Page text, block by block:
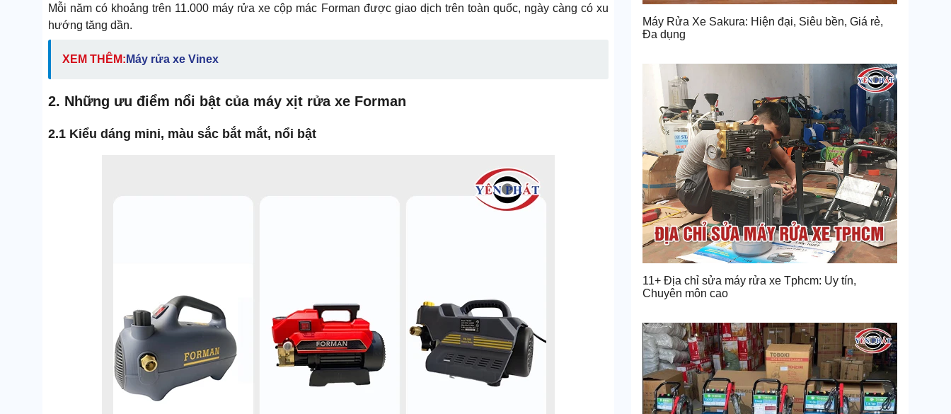
Mỗi năm có khoảng trên 11.000 máy rửa xe cộp mác Forman được giao dịch trên toàn quốc, ngày càng có xu
hướng tăng dần.
XEM THÊM: Máy rửa xe Vinex
2. Những ưu điểm nổi bật của máy xịt rửa xe Forman
2.1 Kiểu dáng mini, màu sắc bắt mắt, nổi bật
Máy Rửa Xe Sakura: Hiện đại, Siêu bền, Giá rẻ,
Đa dụng
11+ Địa chỉ sửa máy rửa xe Tphcm: Uy tín,
Chuyên môn cao